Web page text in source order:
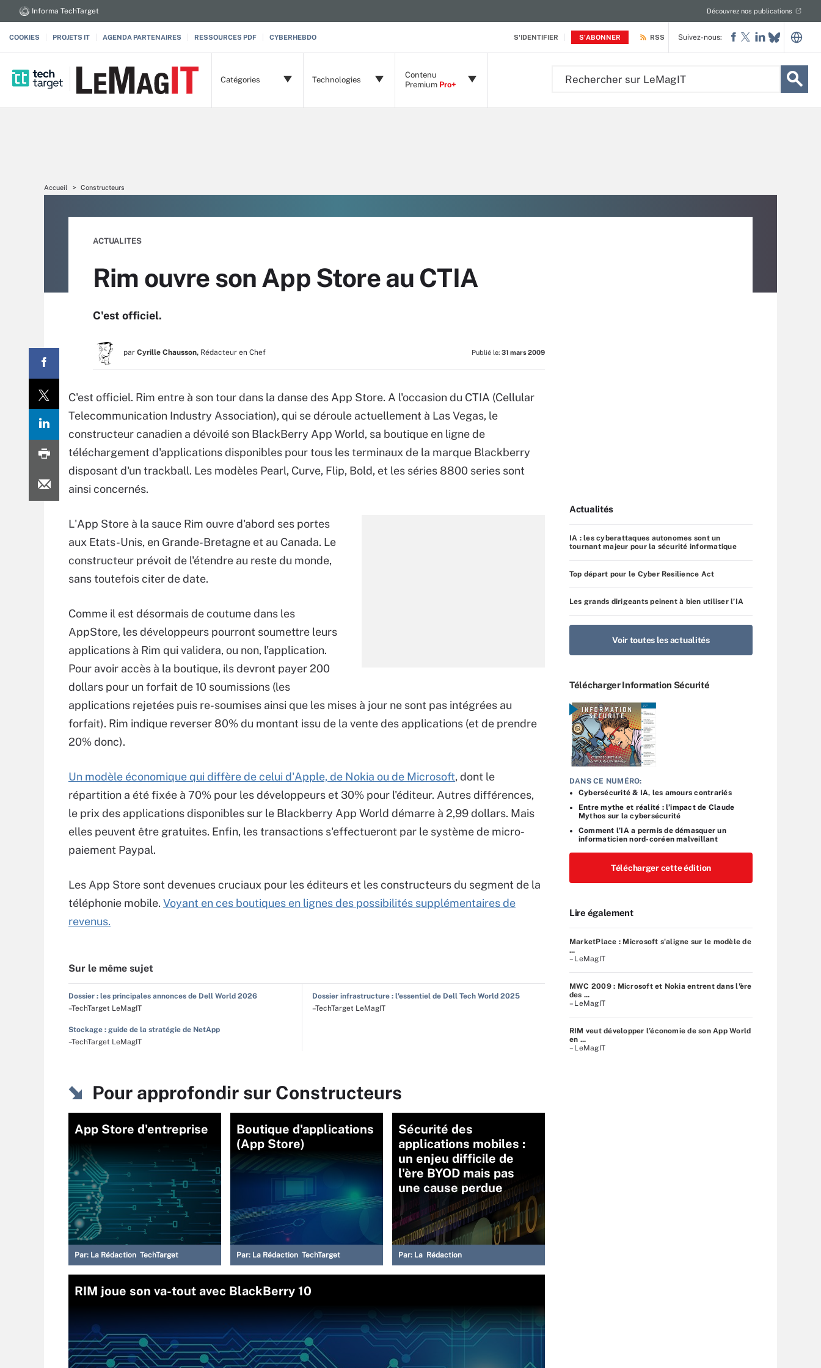
S'IDENTIFIER S'ABONNER
Informa TechTarget Découvrez nos publications
COOKIES PROJETS IT AGENDA PARTENAIRES RESSOURCES PDF CYBERHEBDO RSS
Catégories Technologies
Contenu
Premium Pro+
Suivez-nous:
Accueil Constructeurs
ACTUALITES
Rim ouvre son App Store au CTIA
C'est officiel.
par Cyrille Chausson, Rédacteur en Chef Publié le: 31 mars 2009
C'est officiel. Rim entre à son tour dans la danse des App Store. A l'occasion du CTIA (Cellular
Telecommunication Industry Association), qui se déroule actuellement à Las Vegas, le
constructeur canadien a dévoilé son BlackBerry App World, sa boutique en ligne de
téléchargement d'applications disponibles pour tous les terminaux de la marque Blackberry
disposant d'un trackball. Les modèles Pearl, Curve, Flip, Bold, et les séries 8800 series sont
ainsi concernés.
L'App Store à la sauce Rim ouvre d'abord ses portes
aux Etats-Unis, en Grande-Bretagne et au Canada. Le
constructeur prévoit de l'étendre au reste du monde,
sans toutefois citer de date.
Comme il est désormais de coutume dans les
AppStore, les développeurs pourront soumettre leurs
applications à Rim qui validera, ou non, l'application.
Pour avoir accès à la boutique, ils devront payer 200
dollars pour un forfait de 10 soumissions (les
applications rejetées puis re-soumises ainsi que les mises à jour ne sont pas intégrées au
forfait). Rim indique reverser 80% du montant issu de la vente des applications (et de prendre
20% donc).
Un modèle économique qui diffère de celui d'Apple, de Nokia ou de Microsoft, dont le
répartition a été fixée à 70% pour les développeurs et 30% pour l'éditeur. Autres différences,
le prix des applications disponibles sur le Blackberry App World démarre à 2,99 dollars. Mais
elles peuvent être gratuites. Enfin, les transactions s'effectueront par le système de micro-
paiement Paypal.
Les App Store sont devenues cruciaux pour les éditeurs et les constructeurs du segment de la
téléphonie mobile. Voyant en ces boutiques en lignes des possibilités supplémentaires de
revenus.
Sur le même sujet
Dossier : les principales annonces de Dell World 2026
–TechTarget LeMagIT
Dossier infrastructure : l'essentiel de Dell Tech World 2025
–TechTarget LeMagIT
Stockage : guide de la stratégie de NetApp
–TechTarget LeMagIT
Pour approfondir sur Constructeurs
App Store d'entreprise
Par: La Rédaction TechTarget
Boutique d'applications
(App Store)
Par: La Rédaction TechTarget
Sécurité des
applications mobiles :
un enjeu difficile de
l'ère BYOD mais pas
une cause perdue
Par: La Rédaction
RIM joue son va-tout avec BlackBerry 10
Actualités
IA : les cyberattaques autonomes sont un
tournant majeur pour la sécurité informatique
Top départ pour le Cyber Resilience Act
Les grands dirigeants peinent à bien utiliser l’IA
Voir toutes les actualités
Télécharger Information Sécurité
DANS CE NUMÉRO:
Cybersécurité & IA, les amours contrariés
Entre mythe et réalité : l’impact de Claude
Mythos sur la cybersécurité
Comment l’IA a permis de démasquer un
informaticien nord-coréen malveillant
Télécharger cette édition
Lire également
MarketPlace : Microsoft s'aligne sur le modèle de
...
– LeMagIT
MWC 2009 : Microsoft et Nokia entrent dans l'ère
des ...
– LeMagIT
RIM veut développer l’économie de son App World
en ...
– LeMagIT